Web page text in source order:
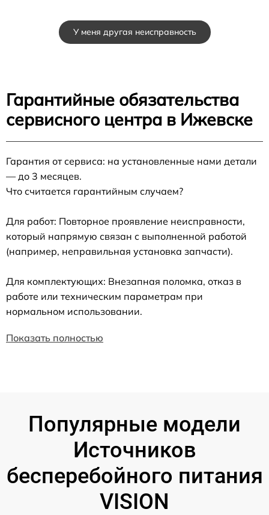
У меня другая неисправность
Гарантийные обязательства
сервисного центра в Ижевске
Гарантия от сервиса: на установленные нами детали
— до 3 месяцев.
Что считается гарантийным случаем?
Для работ: Повторное проявление неисправности,
который напрямую связан с выполненной работой
(например, неправильная установка запчасти).
Для комплектующих: Внезапная поломка, отказ в
работе или техническим параметрам при
нормальном использовании.
Показать полностью
Популярные модели
Источников
бесперебойного питания
VISION